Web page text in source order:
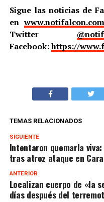
Sigue las noticias de
enwww.notifalcon.com
Twitter
Facebook:https://
TEMAS RELACIONADOS
SIGUIENTE
Intentaron quemarla
tras atroz ataque en
ANTERIOR
Localizan cuerpo de «la
días después del